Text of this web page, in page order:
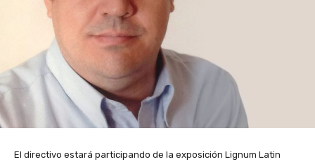
El directivo estará participando de la exposición Lignum Latin